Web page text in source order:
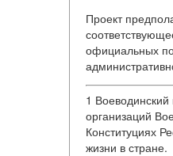
Проект
официальных
1
организаций
Конституциях
жизни в стране.